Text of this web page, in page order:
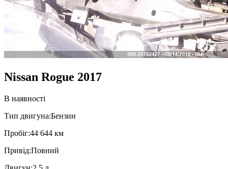
Nissan Rogue 2017
В наявності
Тип двигуна:Бензин
Пробiг:44 644 км
Привiд:Повний